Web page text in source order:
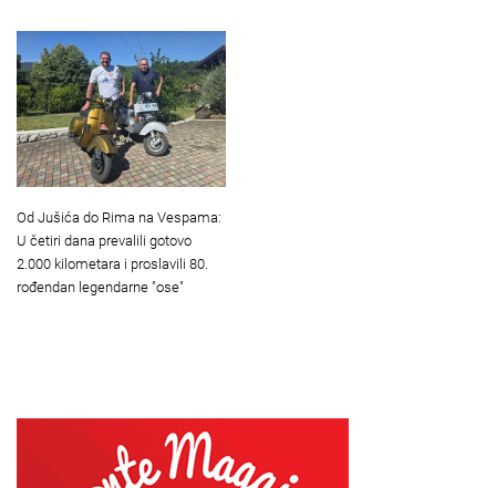
Od Jušića do Rima na Vespama:
U četiri dana prevalili gotovo
2.000 kilometara i proslavili 80.
rođendan legendarne "ose"